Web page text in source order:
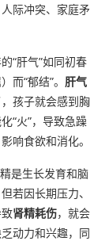
际冲突、家庭矛
“肝气”如同初春
“郁结”。 肝气
孩子就会感到胸
“火”，导致急躁
响食欲和消化。
是生长发育和脑
若因长期压力、
肾精耗伤，就会
动力和兴趣，同